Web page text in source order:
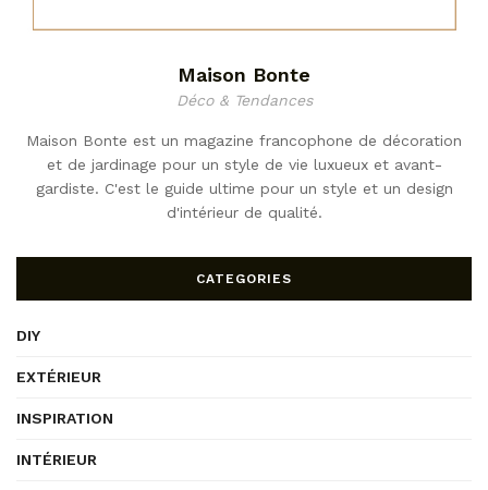
Maison Bonte
Déco & Tendances
Maison Bonte est un magazine francophone de décoration
et de jardinage pour un style de vie luxueux et avant-
gardiste. C'est le guide ultime pour un style et un design
d'intérieur de qualité.
CATEGORIES
DIY
EXTÉRIEUR
INSPIRATION
INTÉRIEUR